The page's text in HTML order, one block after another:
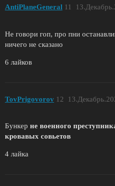
AntiPlaneGeneral 11
Не говори гоп, про пни
ничего не сказано
6 лайков
TovPrigovorov 12
Бункер не военного
кровавых совьетов
4 лайка